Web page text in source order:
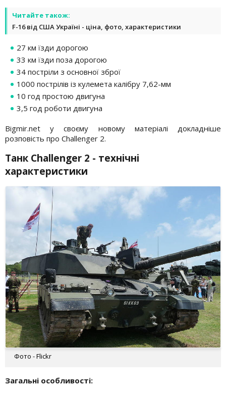
Читайте також:
F-16 від США Україні - ціна, фото, характеристики
27 км їзди дорогою
33 км їзди поза дорогою
34 постріли з основної зброї
1000 пострілів із кулемета калібру 7,62-мм
10 год простою двигуна
3,5 год роботи двигуна
Bigmir.net у своєму новому матеріалі докладніше
розповість про Challenger 2.
Танк Challenger 2 - технічні
характеристики
Фото - Flickr
Загальні особливості: